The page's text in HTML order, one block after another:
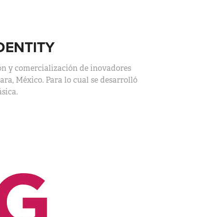
y comercialización de inovadores
México. Para lo cual se desarrolló